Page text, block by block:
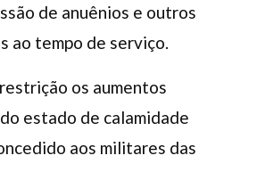
de anuênios e outros
ao tempo de serviço.
os aumentos
estado de calamidade
aos militares das